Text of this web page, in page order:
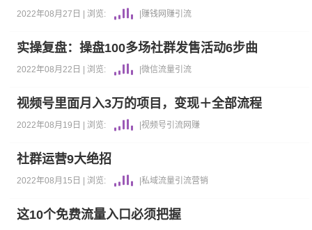
2022年08月27日 | 浏览: 赚钱网赚引流
实操复盘：操盘100多场社群发售活动6步曲
2022年08月22日 | 浏览: |微信流量引流
视频号里面月入3万的项目，变现＋全部流程
2022年08月19日 | 浏览: |视频号引流网赚
社群运营9大绝招
2022年08月15日 | 浏览: |私域流量引流营销
这10个免费流量入口必须把握